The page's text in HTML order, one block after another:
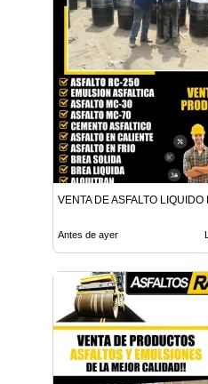
VENTA DE ASFALTO
Antes de ayer